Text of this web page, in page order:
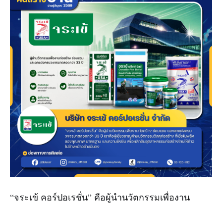
“จระเข้ คอร์ปอเรชั่น” คือผู้นำนวัตกรรมเพื่องาน